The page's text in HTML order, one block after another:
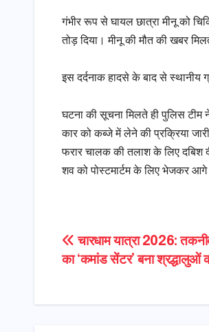
​गंभीर रूप से घायल छात्रा मीनू को
तोड़ दिया। मीनू की मौत की खबर
​इस दर्दनाक हादसे के बाद से स्थानीय
​घटना की सूचना मिलते ही पुलिस टीम
​कार को कब्जे में लेने की प्रक्रिया
​फरार चालक की तलाश के लिए दबिश
​शव को पोस्टमार्टम के लिए भेजकर आगे
Post
navigation
चारधाम यात्रा 2026:
का ‘कमांड सेंटर’ बना श्रद्धालुओं